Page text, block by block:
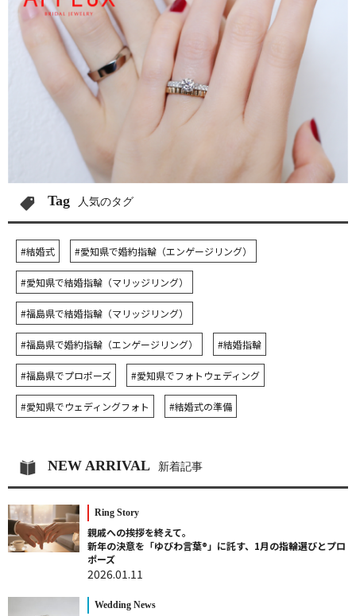
Tag 人気のタグ
#結婚式 #愛知県で婚約指輪（エンゲージリング）
#愛知県で結婚指輪（マリッジリング）
#福島県で結婚指輪（マリッジリング）
#福島県で婚約指輪（エンゲージリング） #結婚指輪
#福島県でプロポーズ #愛知県でフォトウェディング
#愛知県でウェディングフォト #結婚式の準備
NEW ARRIVAL 新着記事
Ring Story
親戚への挨拶を終えて。
新年の決意を「ゆびわ言葉®」に託す、1月の指輪選びとプロ
ポーズ
2026.01.11
Wedding News